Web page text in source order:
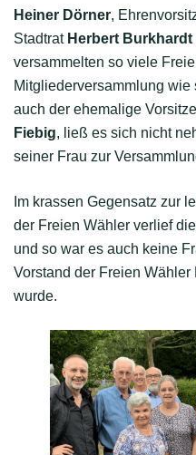
Heiner Dörner,
Stadtrat Herbert Burkhardt
versammelten so viele
Mitgliederversammlung wie
auch der ehemalige
Fiebig, ließ es sich nicht
seiner Frau zur
Im krassen Gegensatz zur
der Freien Wähler verlief
und so war es auch keine
Vorstand der Freien
wurde.